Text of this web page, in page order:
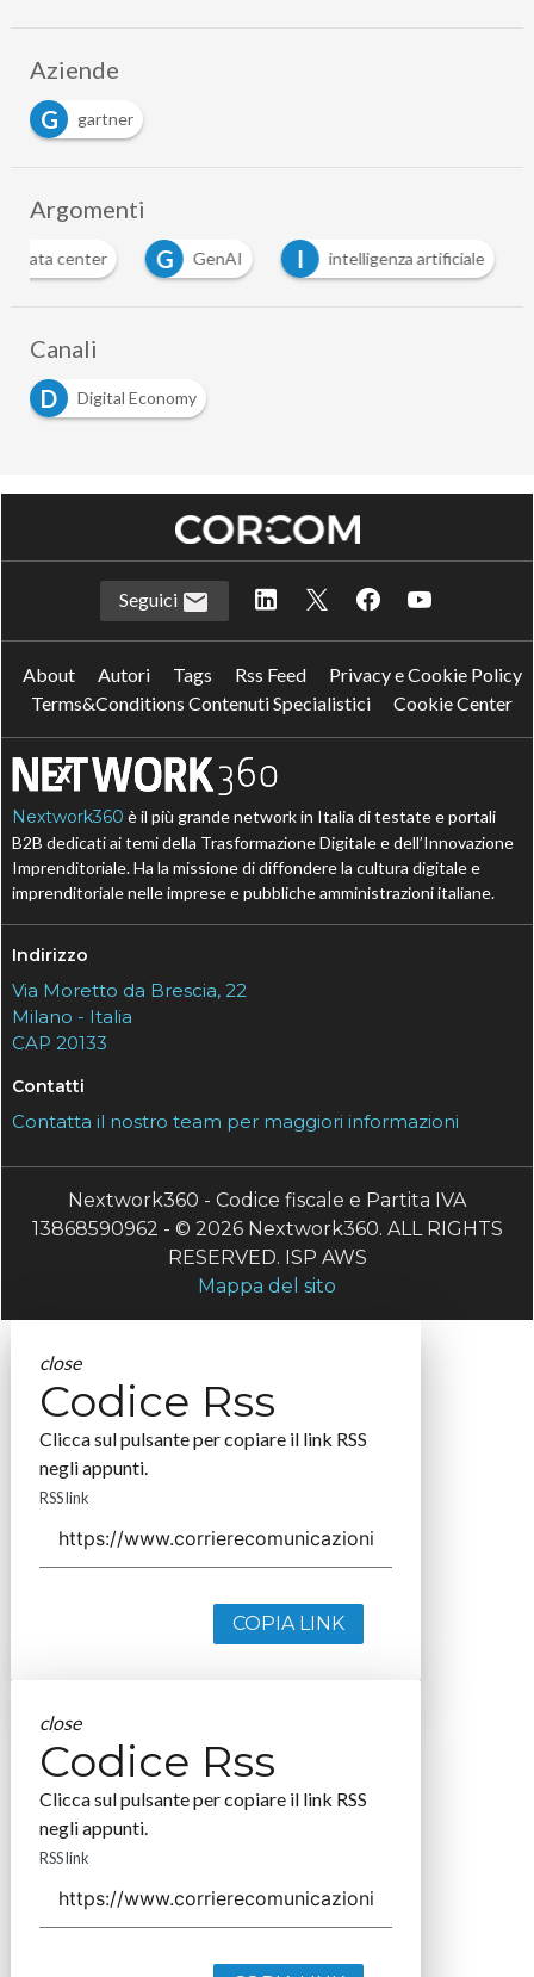
Aziende
G
gartner
Argomenti
data center G GenAI I intelligenza artificiale
Canali
D
Digital Economy
Seguici
About Autori Tags Rss Feed
Privacy e Cookie Policy
Terms&Conditions Contenuti Specialistici
Cookie Center
Nextwork360 è il più grande network in Italia di testate e portali
B2B dedicati ai temi della Trasformazione Digitale e dell’Innovazione
Imprenditoriale. Ha la missione di diffondere la cultura digitale e
imprenditoriale nelle imprese e pubbliche amministrazioni italiane.
Indirizzo
Via Moretto da Brescia, 22
Milano - Italia
CAP 20133
Contatti
Contatta il nostro team per maggiori informazioni
Nextwork360 - Codice fiscale e Partita IVA
13868590962 - © 2026 Nextwork360. ALL RIGHTS
RESERVED. ISP AWS
Mappa del sito
close
Codice Rss
Clicca sul pulsante per copiare il link RSS
negli appunti.
RSS link
COPIA LINK
close
Codice Rss
Clicca sul pulsante per copiare il link RSS
negli appunti.
RSS link